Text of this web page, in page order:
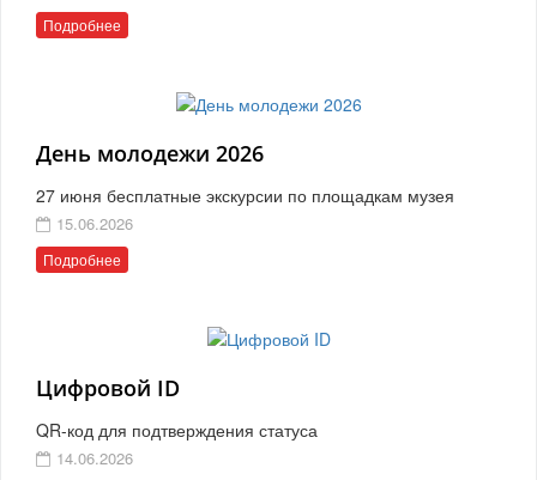
Подробнее
День молодежи 2026
27 июня бесплатные экскурсии по площадкам музея
15.06.2026
Подробнее
Цифровой ID
QR-код для подтверждения статуса
14.06.2026